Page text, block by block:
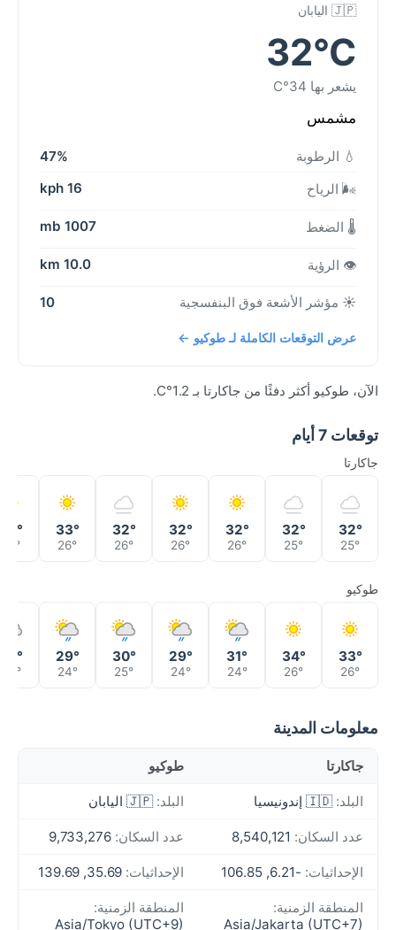
🇯🇵 اليابان
32°C
يشعر بها 34°C
مشمس
💧 الرطوبة
47%
🌬️ الرياح
16 kph
🌡️ الضغط 1007 mb
👁️ الرؤية 10.0 km
☀️ مؤشر الأشعة فوق البنفسجية 10
عرض التوقعات الكاملة لـ طوكيو ←
الآن، طوكيو أكثر دفئًا من جاكارتا بـ 1.2°C.
توقعات 7 أيام
جاكارتا
32°
25°
32°
25°
32°
26°
32°
26°
32°
26°
33°
26°
26°
طوكيو
33°
26°
34°
26°
31°
24°
29°
24°
30°
25°
29°
24°
24°
معلومات المدينة
جاكارتا طوكيو
البلد: 🇮🇩 إندونيسيا البلد: 🇯🇵 اليابان
عدد السكان: عدد السكان:
الإحداثيات: -6.21, 106.85 الإحداثيات:
المنطقة الزمنية:
Asia/Jakarta (UTC+7)
المنطقة الزمنية:
Asia/Tokyo (UTC+9)